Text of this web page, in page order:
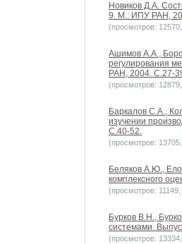
Новиков Д.А.
9. М.: ИПУ РАН,
(просмотров:
Ашимов А.А.,
регулирования
РАН, 2004. С.27-
(просмотров:
Баркалов С.А.,
изучении
С.40-52.
(просмотров:
Беляков А.Ю.,
комплексного
(просмотров:
Бурков В.Н.,
системами.
(просмотров: